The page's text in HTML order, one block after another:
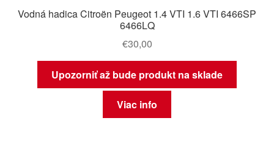
Vodná hadica Citroën Peugeot 1.4 VTI 1.6 VTI 6466SP
6466LQ
€30,00
Upozorniť až bude produkt na sklade
Viac info